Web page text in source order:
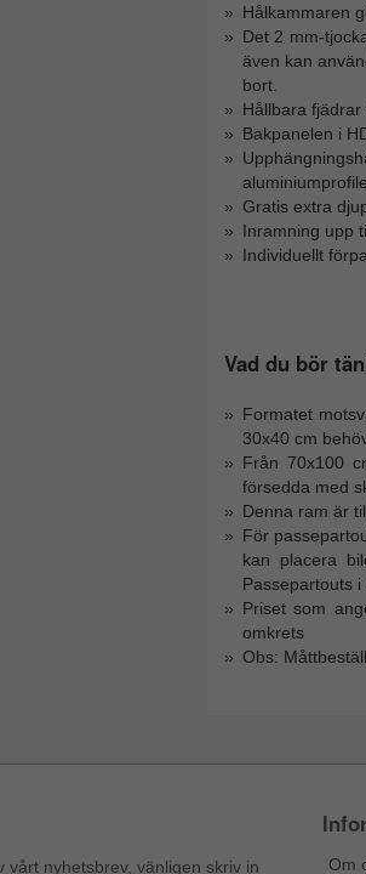
Hålkammaren
Det 2 mm-
även kan
bort.
Hållbara
Bakpanelen i
Gratis extra
Inramning upp
Individuellt
Vad du bör
Formatet
30x40 cm
Från 70x100
försedda med
Denna ram är
För
kan placera
Passepartouts
Priset som
omkrets
Obs:
vårt nyhetsbrev, vänligen skriv in Om